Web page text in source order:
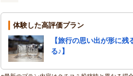
体験した高評価プラン
【旅行の思い出が形に
る♪】